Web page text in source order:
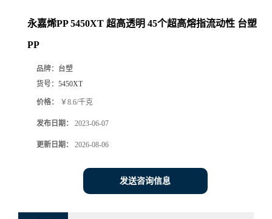
永嘉烯PP 5450XT 超高透明 45个超高熔指流动性 台塑
PP
品牌： 台塑
货号： 5450XT
价格： ￥8.6/千克
发布日期： 2023-06-07
更新日期： 2026-08-06
发送咨询信息